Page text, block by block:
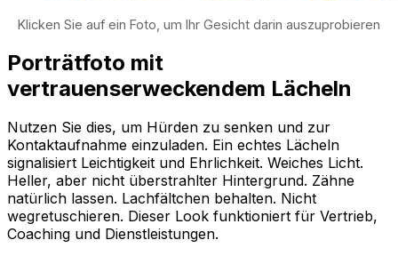
Klicken Sie auf ein Foto, um Ihr Gesicht darin auszuprobieren
Porträtfoto mit
vertrauenserweckendem Lächeln
Nutzen Sie dies, um Hürden zu senken und zur
Kontaktaufnahme einzuladen. Ein echtes Lächeln
signalisiert Leichtigkeit und Ehrlichkeit. Weiches Licht.
Heller, aber nicht überstrahlter Hintergrund. Zähne
natürlich lassen. Lachfältchen behalten. Nicht
wegretuschieren. Dieser Look funktioniert für Vertrieb,
Coaching und Dienstleistungen.